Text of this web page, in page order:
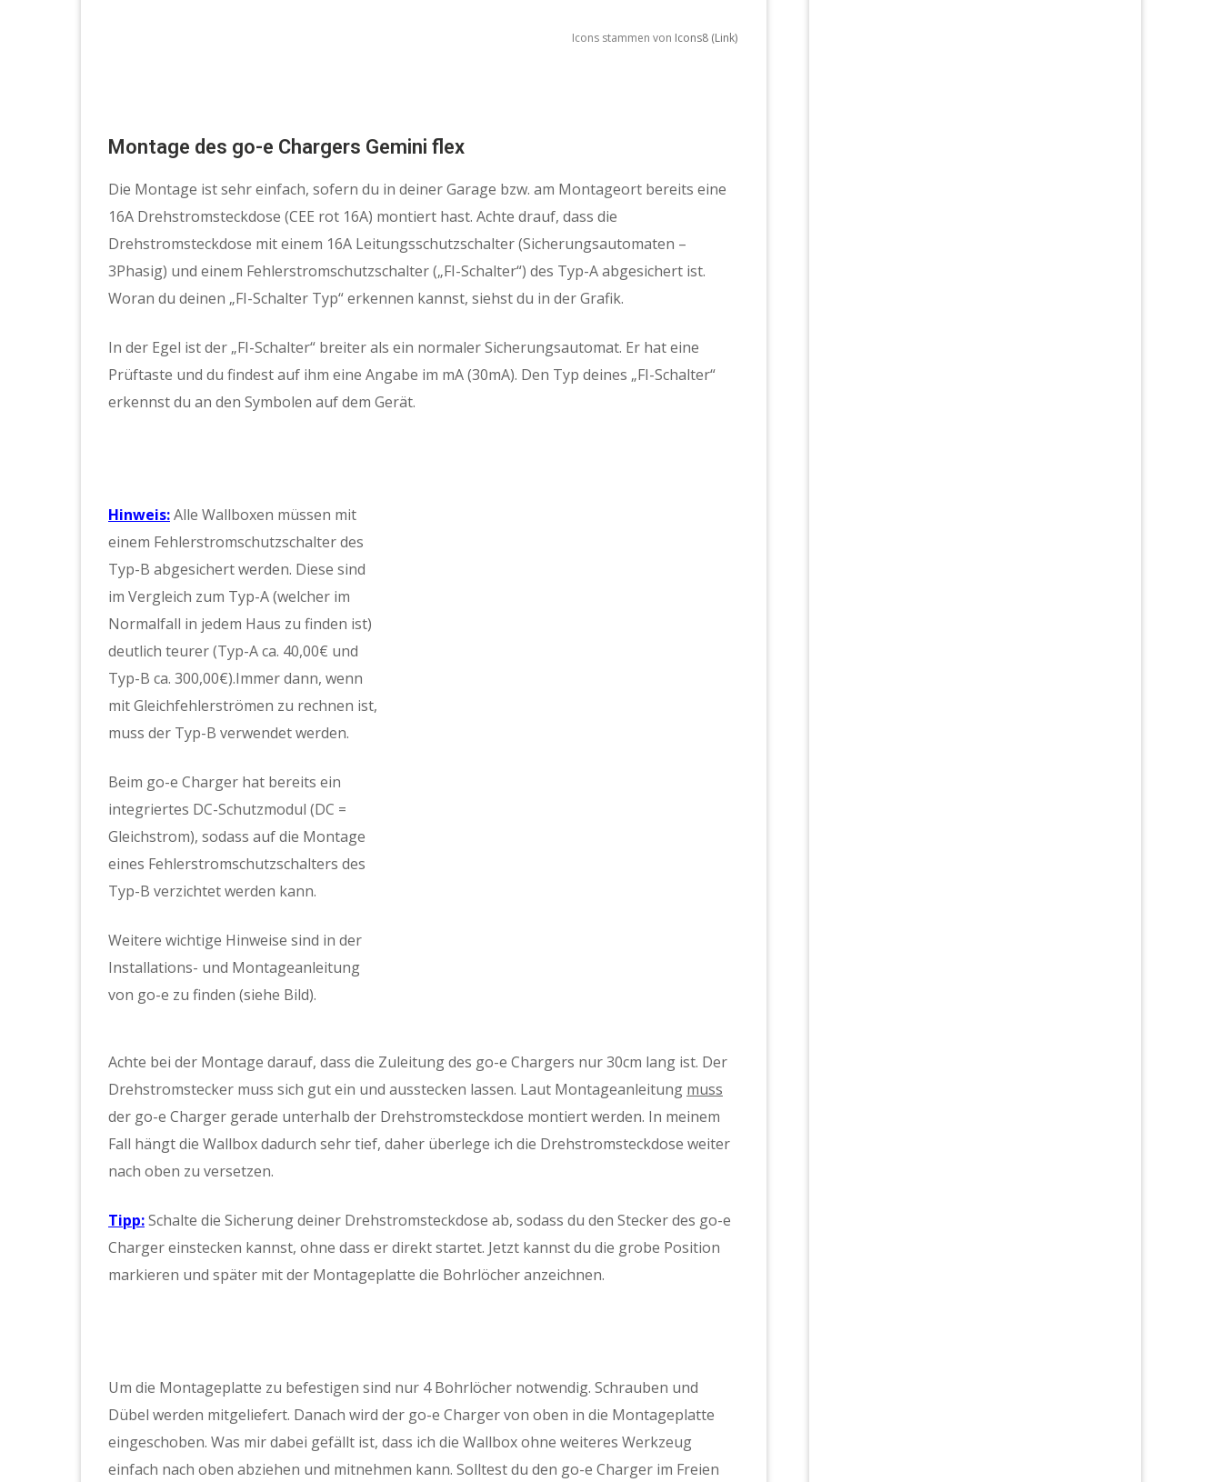
Icons stammen von Icons8 (Link)
Montage des go-e Chargers Gemini flex
Die Montage ist sehr einfach, sofern du in deiner Garage bzw. am Montageort bereits eine
16A Drehstromsteckdose (CEE rot 16A) montiert hast. Achte drauf, dass die
Drehstromsteckdose mit einem 16A Leitungsschutzschalter (Sicherungsautomaten –
3Phasig) und einem Fehlerstromschutzschalter („FI-Schalter“) des Typ-A abgesichert ist.
Woran du deinen „FI-Schalter Typ“ erkennen kannst, siehst du in der Grafik.
In der Egel ist der „FI-Schalter“ breiter als ein normaler Sicherungsautomat. Er hat eine
Prüftaste und du findest auf ihm eine Angabe im mA (30mA). Den Typ deines „FI-Schalter“
erkennst du an den Symbolen auf dem Gerät.
Hinweis:Alle Wallboxen müssen mit
einem Fehlerstromschutzschalter des
Typ-B abgesichert werden. Diese sind
im Vergleich zum Typ-A (welcher im
Normalfall in jedem Haus zu finden ist)
deutlich teurer (Typ-A ca. 40,00€ und
Typ-B ca. 300,00€).Immer dann, wenn
mit Gleichfehlerströmen zu rechnen ist,
muss der Typ-B verwendet werden.
Beim go-e Charger hat bereits ein
integriertes DC-Schutzmodul (DC =
Gleichstrom), sodass auf die Montage
eines Fehlerstromschutzschalters des
Typ-B verzichtet werden kann.
Weitere wichtige Hinweise sind in der
Installations- und Montageanleitung
von go-e zu finden (siehe Bild).
Achte bei der Montage darauf, dass die Zuleitung des go-e Chargers nur 30cm lang ist. Der
Drehstromstecker muss sich gut ein und ausstecken lassen. Laut Montageanleitung muss
der go-e Charger gerade unterhalb der Drehstromsteckdose montiert werden. In meinem
Fall hängt die Wallbox dadurch sehr tief, daher überlege ich die Drehstromsteckdose weiter
nach oben zu versetzen.
Tipp:Schalte die Sicherung deiner Drehstromsteckdose ab, sodass du den Stecker des go-e
Charger einstecken kannst, ohne dass er direkt startet. Jetzt kannst du die grobe Position
markieren und später mit der Montageplatte die Bohrlöcher anzeichnen.
Um die Montageplatte zu befestigen sind nur 4 Bohrlöcher notwendig. Schrauben und
Dübel werden mitgeliefert. Danach wird der go-e Charger von oben in die Montageplatte
eingeschoben. Was mir dabei gefällt ist, dass ich die Wallbox ohne weiteres Werkzeug
einfach nach oben abziehen und mitnehmen kann. Solltest du den go-e Charger im Freien